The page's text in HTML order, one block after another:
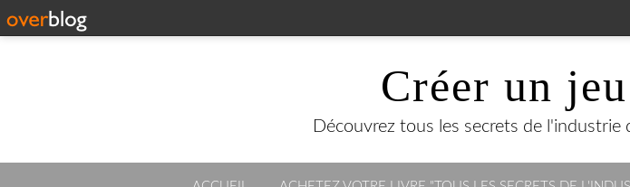
Créer un
Découvrez tous les secrets de l'industrie